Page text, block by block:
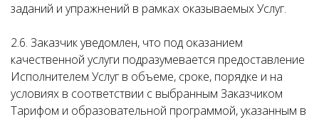
заданий и упражнений в рамках оказываемых Услуг.
2.6. Заказчик уведомлен, что под оказанием
качественной услуги подразумевается предоставление
Исполнителем Услуг в объеме, сроке, порядке и на
условиях в соответствии с выбранным Заказчиком
Тарифом и образовательной программой, указанным в